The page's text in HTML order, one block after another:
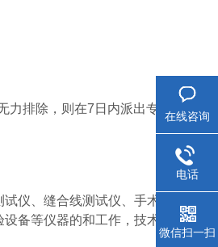
力排除，则在7日内派出专
仪、缝合线测试仪、手术
备等仪器的和工作，技术
在线咨询
电话
微信扫一扫